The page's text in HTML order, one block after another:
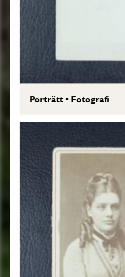
Porträtt• Fotografi